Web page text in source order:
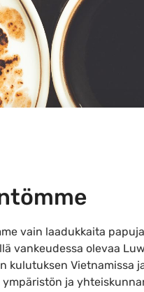
vain laadukkaita
vankeudessa olevaa
Vietnamissa
ja